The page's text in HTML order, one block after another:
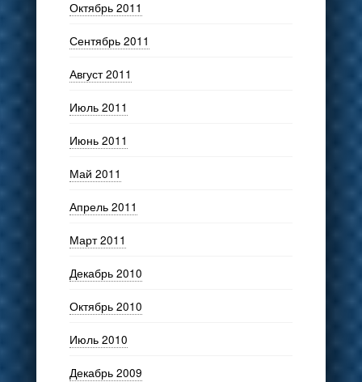
Октябрь 2011
Сентябрь 2011
Август 2011
Июль 2011
Июнь 2011
Май 2011
Апрель 2011
Март 2011
Декабрь 2010
Октябрь 2010
Июль 2010
Декабрь 2009